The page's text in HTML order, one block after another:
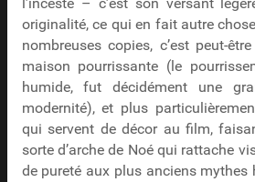
l’inceste – c’est son versant
originalité, ce qui en fait autre
nombreuses copies, c’est peut-
maison pourrissante (le
humide, fut décidément une
modernité), et plus
qui servent de décor au film,
sorte d’arche de Noé qui rattache
de pureté aux plus anciens